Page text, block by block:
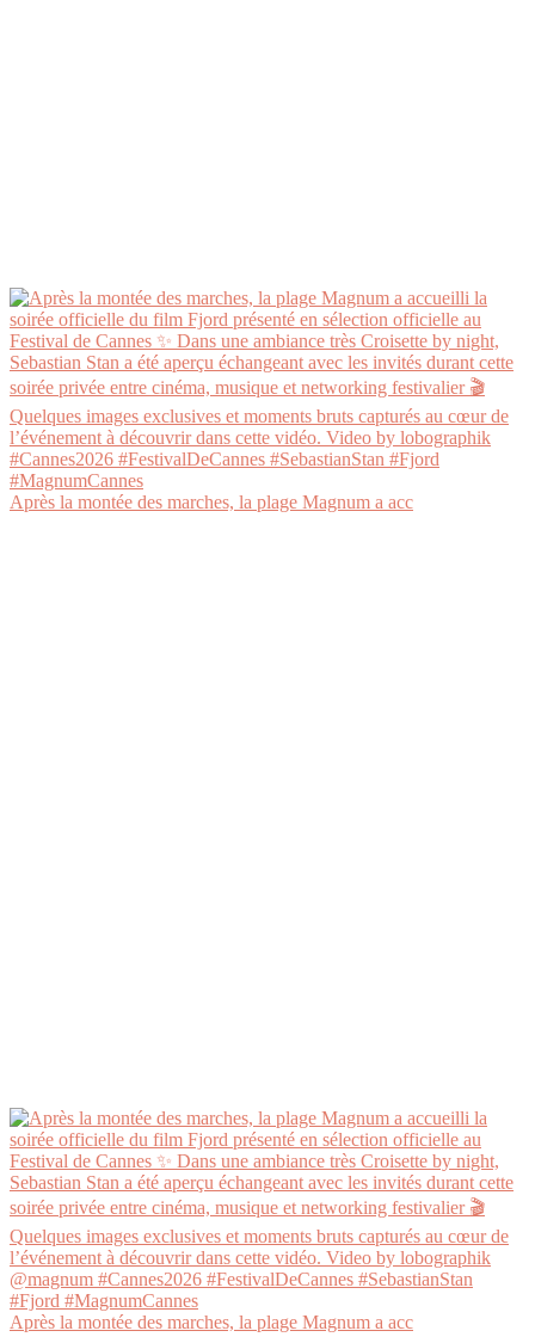
Après la montée des marches, la plage Magnum a acc
Après la montée des marches, la plage Magnum a acc